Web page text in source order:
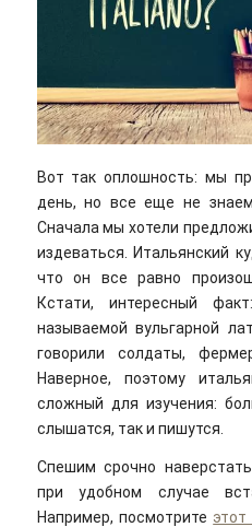
Вот так оплошность: мы
день, но все еще не
Сначала мы хотели
издеваться. Итальянский
что он все равно
Кстати, интересный
называемой вульгарной
говорили солдаты,
Наверное, поэтому
сложный для изучения:
слышатся, так и пишутся.
Спешим срочно
при удобном случае
Например, посмотрите